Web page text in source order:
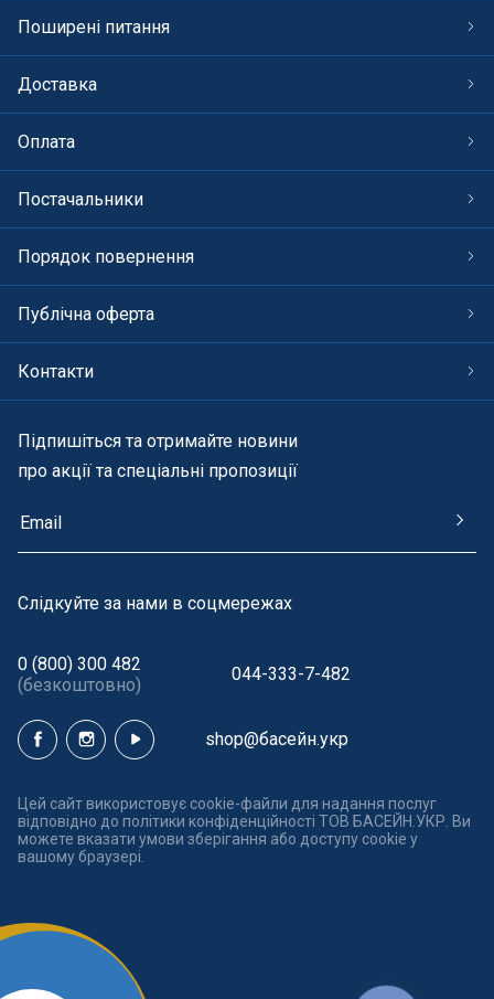
Поширені питання
Доставка
Оплата
Постачальники
Порядок повернення
Публічна оферта
Контакти
Підпишіться та отримайте новини
про акції та спеціальні пропозиції
Cлідкуйте за нами в соцмережах
0 (800) 300 482
(безкоштовно)
044-333-7-482
shop@басейн.укр
Цей сайт використовує cookie-файли для надання послуг
відповідно до політики конфіденційності ТОВ БАСЕЙН.УКР. Ви
можете вказати умови зберігання або доступу cookie у
вашому браузері.